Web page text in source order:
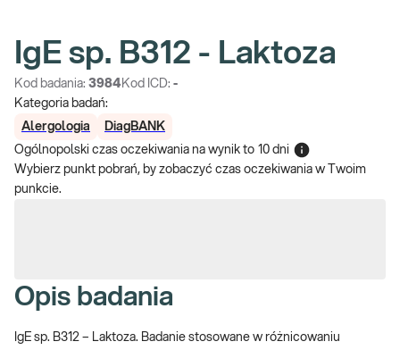
IgE sp. B312 - Laktoza
Kod badania: 3984 Kod ICD: -
Kategoria badań:
Alergologia
DiagBANK
Ogólnopolski czas oczekiwania na wynik to 10 dni
Wybierz punkt pobrań, by zobaczyć czas oczekiwania w Twoim
punkcie.
Opis badania
IgE sp. B312 – Laktoza. Badanie stosowane w różnicowaniu